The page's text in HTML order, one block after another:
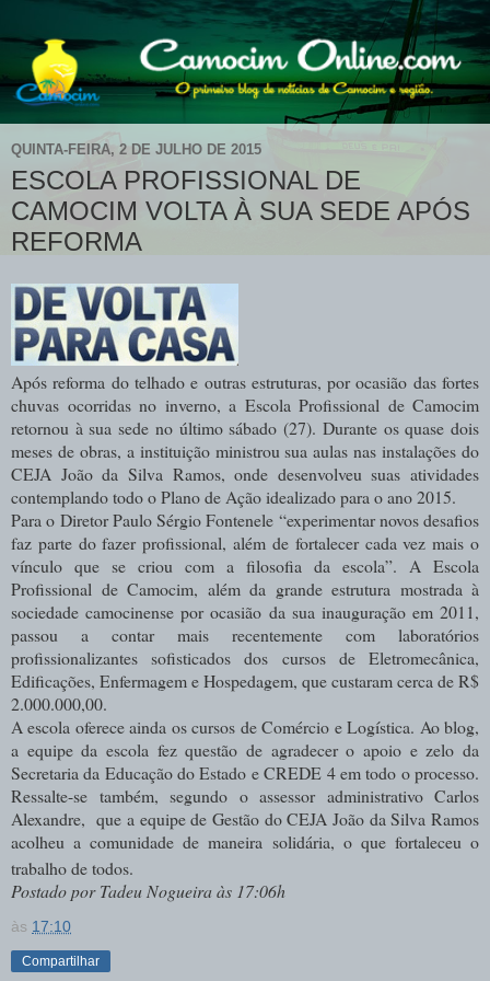
QUINTA-FEIRA, 2 DE JULHO DE 2015
ESCOLA PROFISSIONAL DE
CAMOCIM VOLTA À SUA SEDE APÓS
REFORMA
Após reforma do telhado e outras estruturas, por ocasião das fortes
chuvas ocorridas no inverno, a Escola Profissional de Camocim
retornou à sua sede no último sábado (27). Durante os quase dois
meses de obras, a instituição ministrou sua aulas nas instalações do
CEJA João da Silva Ramos, onde desenvolveu suas atividades
contemplando todo o Plano de Ação idealizado para o ano 2015.
Para o Diretor Paulo Sérgio Fontenele “experimentar novos desafios
faz parte do fazer profissional, além de fortalecer cada vez mais o
vínculo que se criou com a filosofia da escola”. A Escola
Profissional de Camocim, além da grande estrutura mostrada à
sociedade camocinense por ocasião da sua inauguração em 2011,
passou a contar mais recentemente com laboratórios
profissionalizantes sofisticados dos cursos de Eletromecânica,
Edificações, Enfermagem e Hospedagem, que custaram cerca de R$
2.000.000,00.
A escola oferece ainda os cursos de Comércio e Logística. Ao blog,
a equipe da escola fez questão de agradecer o apoio e zelo da
Secretaria da Educação do Estado e CREDE 4 em todo o processo.
Ressalte-se também, segundo o assessor administrativo Carlos
Alexandre, que a equipe de Gestão do CEJA João da Silva Ramos
acolheu a comunidade de maneira solidária, o que fortaleceu o
trabalho de todos.
Postado por Tadeu Nogueira às 17:06h
às 17:10
Compartilhar